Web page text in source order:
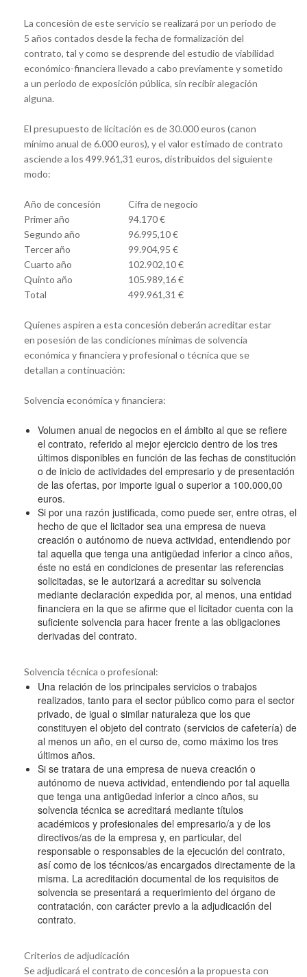
La concesión de este servicio se realizará por un periodo de
5 años contados desde la fecha de formalización del
contrato, tal y como se desprende del estudio de viabilidad
económico-financiera llevado a cabo previamente y sometido
a un periodo de exposición pública, sin recibir alegación
alguna.
El presupuesto de licitación es de 30.000 euros (canon
mínimo anual de 6.000 euros), y el valor estimado de contrato
asciende a los 499.961,31 euros, distribuidos del siguiente
modo:
Año de concesión
Cifra de negocio
Primer año
94.170 €
Segundo año
96.995,10 €
Tercer año
99.904,95 €
Cuarto año
102.902,10 €
Quinto año
105.989,16 €
Total
499.961,31 €
Quienes aspiren a esta concesión deberán acreditar estar
en posesión de las condiciones mínimas de solvencia
económica y financiera y profesional o técnica que se
detallan a continuación:
Solvencia económica y financiera:
Volumen anual de negocios en el ámbito al que se refiere
el contrato, referido al mejor ejercicio dentro de los tres
últimos disponibles en función de las fechas de constitución
o de inicio de actividades del empresario y de presentación
de las ofertas, por importe igual o superior a 100.000,00
euros.
Si por una razón justificada, como puede ser, entre otras, el
hecho de que el licitador sea una empresa de nueva
creación o autónomo de nueva actividad, entendiendo por
tal aquella que tenga una antigüedad inferior a cinco años,
éste no está en condiciones de presentar las referencias
solicitadas, se le autorizará a acreditar su solvencia
mediante declaración expedida por, al menos, una entidad
financiera en la que se afirme que el licitador cuenta con la
suficiente solvencia para hacer frente a las obligaciones
derivadas del contrato.
Solvencia técnica o profesional:
Una relación de los principales servicios o trabajos
realizados, tanto para el sector público como para el sector
privado, de igual o similar naturaleza que los que
constituyen el objeto del contrato (servicios de cafetería) de
al menos un año, en el curso de, como máximo los tres
últimos años.
Si se tratara de una empresa de nueva creación o
autónomo de nueva actividad, entendiendo por tal aquella
que tenga una antigüedad inferior a cinco años, su
solvencia técnica se acreditará mediante títulos
académicos y profesionales del empresario/a y de los
directivos/as de la empresa y, en particular, del
responsable o responsables de la ejecución del contrato,
así como de los técnicos/as encargados directamente de la
misma. La acreditación documental de los requisitos de
solvencia se presentará a requerimiento del órgano de
contratación, con carácter previo a la adjudicación del
contrato.
Criterios de adjudicación
Se adjudicará el contrato de concesión a la propuesta con